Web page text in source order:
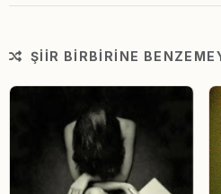
ŞIIR BIRBIRINE